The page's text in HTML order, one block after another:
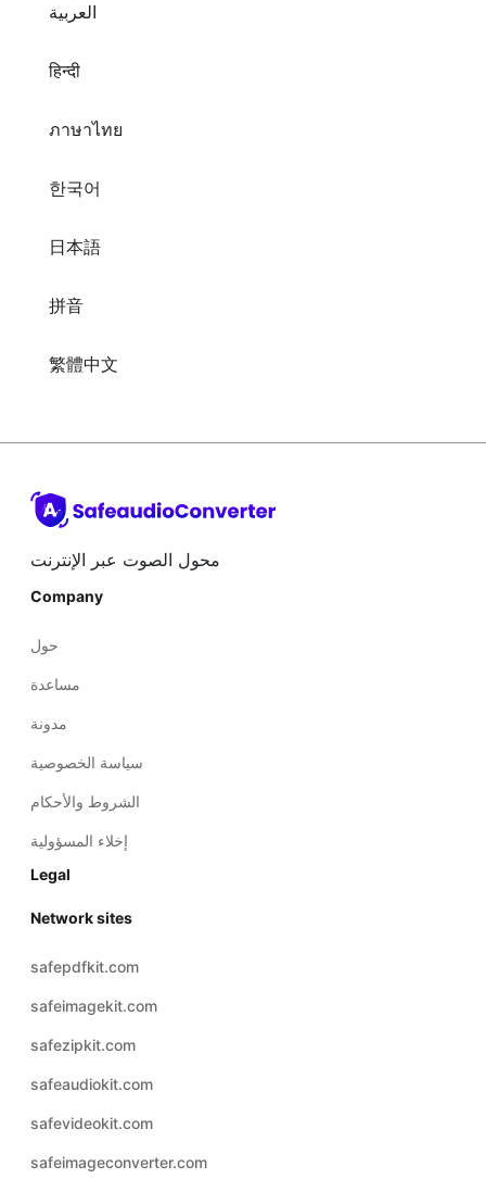
العربية
हिन्दी
ภาษาไทย
한국어
日本語
拼音
繁體中文
محول الصوت عبر الإنترنت
Company
حول
مساعدة
مدونة
سياسة الخصوصية
الشروط والأحكام
إخلاء المسؤولية
Legal
Network sites
safepdfkit.com
safeimagekit.com
safezipkit.com
safeaudiokit.com
safevideokit.com
safeimageconverter.com